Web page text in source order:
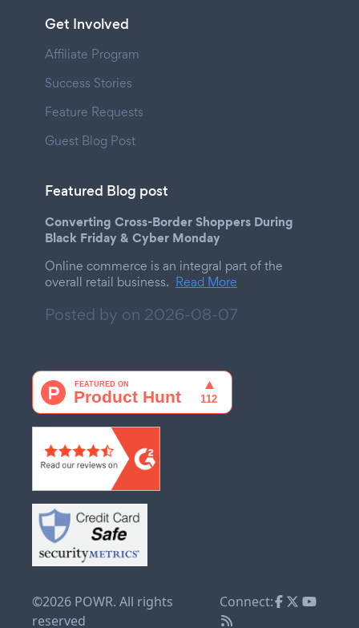
Get Involved
Affiliate Program
Success Stories
Feature Requests
Guest Blog Post
Featured Blog post
Converting Cross-Border Shoppers During
Black Friday & Cyber Monday
Online commerce is an integral part of the
overall retail business. Read More
Posted by on 2026-08-07
©2026 POWR. All rights
reserved
Connect: